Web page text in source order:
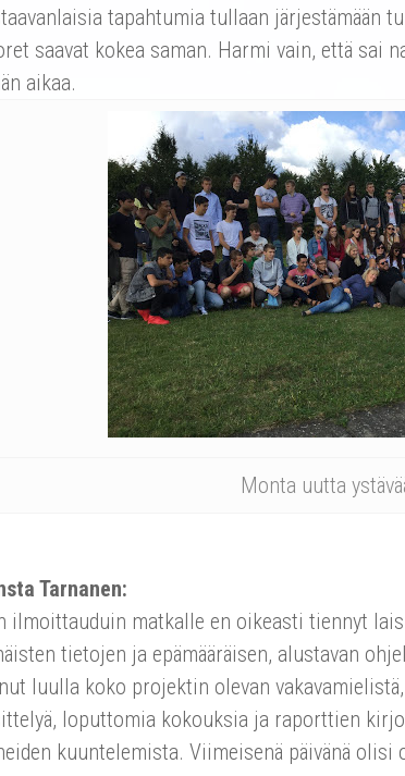
tapahtumia tullaan järjestämään
saavat kokea saman. Harmi vain, että sai
aikaa.
Monta uutta
Tarnanen:
ilmoittauduin matkalle en oikeasti tiennyt
tietojen ja epämääräisen, alustavan
luulla koko projektin olevan
loputtomia kokouksia ja raporttien
kuuntelemista. Viimeisenä päivänä olisi